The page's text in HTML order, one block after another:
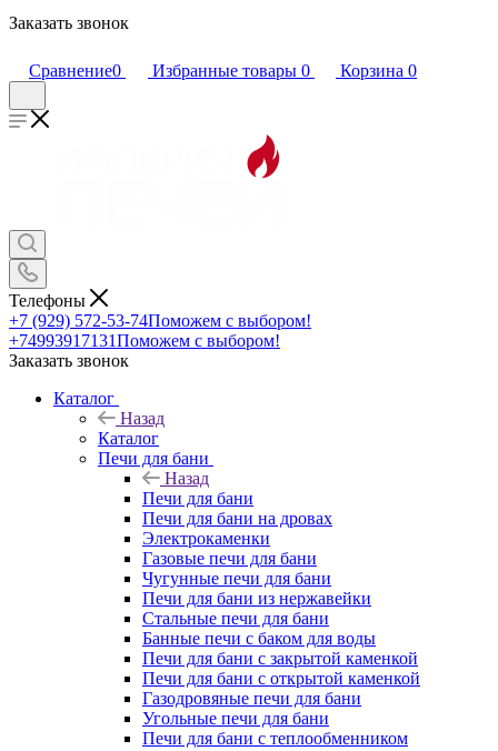
Заказать звонок
Сравнение0 Избранные товары 0 Корзина 0
Телефоны
+7 (929) 572-53-74Поможем с выбором!
+74993917131Поможем с выбором!
Заказать звонок
Каталог
Назад
Каталог
Печи для бани
Назад
Печи для бани
Печи для бани на дровах
Электрокаменки
Газовые печи для бани
Чугунные печи для бани
Печи для бани из нержавейки
Стальные печи для бани
Банные печи с баком для воды
Печи для бани с закрытой каменкой
Печи для бани с открытой каменкой
Газодровяные печи для бани
Угольные печи для бани
Печи для бани с теплообменником